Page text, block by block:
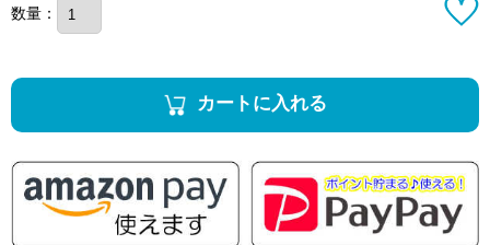
数量：
カートに入れる